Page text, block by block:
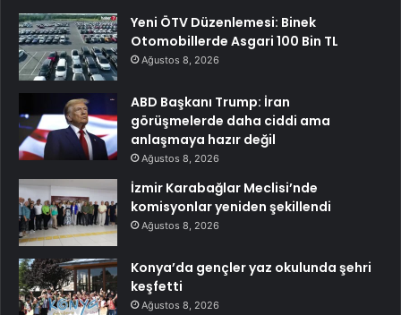
Yeni ÖTV Düzenlemesi: Binek
Otomobillerde Asgari 100 Bin TL
Ağustos 8, 2026
ABD Başkanı Trump: İran
görüşmelerde daha ciddi ama
anlaşmaya hazır değil
Ağustos 8, 2026
İzmir Karabağlar Meclisi’nde
komisyonlar yeniden şekillendi
Ağustos 8, 2026
Konya’da gençler yaz okulunda şehri
keşfetti
Ağustos 8, 2026